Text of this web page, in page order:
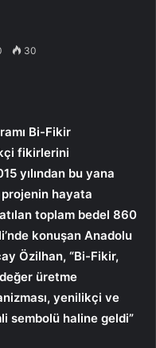
30
Bi-Fikir
fikirlerini
yılından bu yana
hayata
toplam bedel 860
konuşan Anadolu
Özilhan, “Bi-Fikir,
üretme
yenilikçi ve
sembolü haline geldi”